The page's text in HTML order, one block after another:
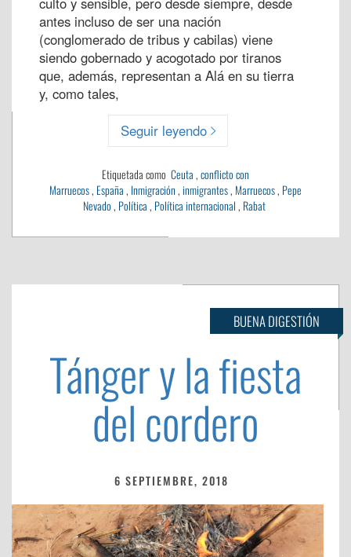
antes incluso de ser una nación
(conglomerado de tribus y cabilas) viene
siendo gobernado y acogotado por tiranos
que, además, representan a Alá en su tierra
y, como tales,
Seguir leyendo
Etiquetada como Ceuta,conflicto con
Marruecos, España, Inmigración,inmigrantes,Marruecos, Pepe
Nevado, Política, Política internacional, Rabat
BUENA DIGESTIÓN
Tánger y la fiesta
del cordero
6 SEPTIEMBRE, 2018